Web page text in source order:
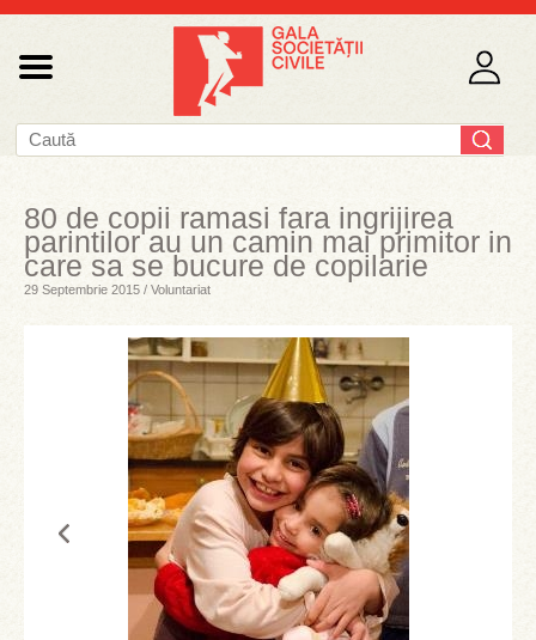
80 de copii ramasi fara ingrijirea
parintilor au un camin mai primitor in
care sa se bucure de copilarie
29 Septembrie 2015 / Voluntariat